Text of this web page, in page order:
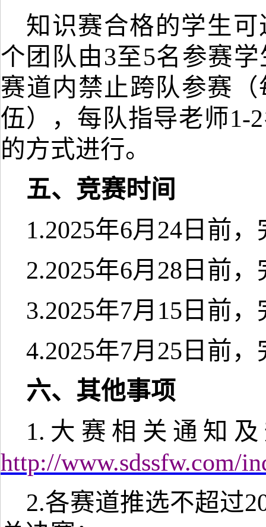
知识赛合格的学生
个团队由3至5名参赛
赛道内禁止跨队参赛（
伍），每队指导老师1-
的方式进行。
五、竞赛时间
1.2025年6月 24 日前
2.2025年6月 28 日前
3.2025年7月15日前，
4.2025年7月25 日前，
六、其他事项
1.大赛相关通知
http://www.sdssfw.com/
2.各赛道推选不超过